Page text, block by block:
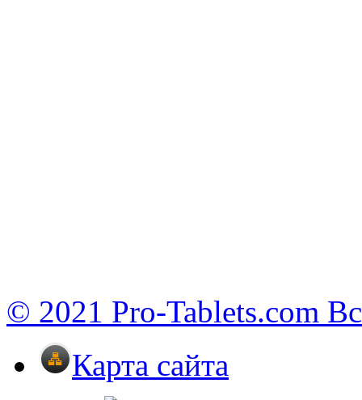
© 2021 Pro-Tablets.com
Карта сайта